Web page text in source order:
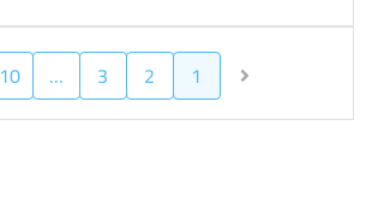
1
2
3
…
10